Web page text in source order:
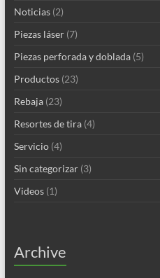
Noticias(2)
Piezas láser(7)
Piezas perforada y doblada(5)
Productos(23)
Rebaja(23)
Resortes de tira(4)
Servicio(4)
Sin categorizar(3)
Videos(1)
Archive